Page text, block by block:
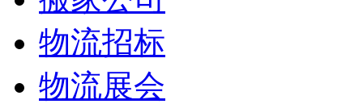
物流招标
物流展会